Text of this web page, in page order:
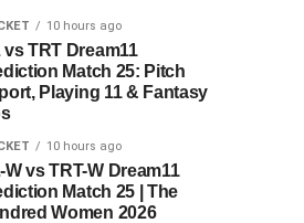
10 hours ago
vs TRT Dream11
Match 25: Pitch
Playing 11 & Fantasy
10 hours ago
W vs TRT-W Dream11
Match 25 | The
Women 2026